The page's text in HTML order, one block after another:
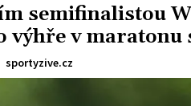
semifinalistou
výhře v
sportyzive.cz